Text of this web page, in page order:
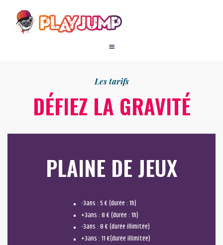
ANNIVERSAIRES
GROUPE
ANNIVERSAIRE
Les tarifs
DÉFIEZ LA GRAVITÉ
PLAINE DE JEUX
-3ans : 5 € (durée : 1h)
+3ans : 8 € (durée : 1h)
-3ans : 8 € (durée illimitée)
+3ans : 11 €(durée illimitée)